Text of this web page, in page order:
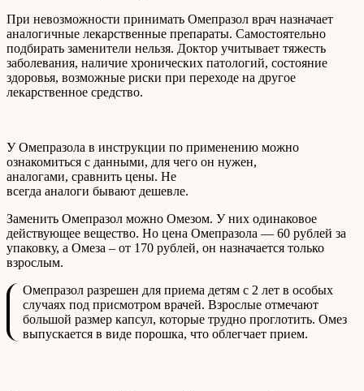
При невозможности принимать Омепразол врач назначает
аналогичные лекарственные препараты. Самостоятельно
подбирать заменители нельзя. Доктор учитывает тяжесть
заболевания, наличие хронических патологий, состояние
здоровья, возможные риски при переходе на другое
лекарственное средство.
У Омепразола в инструкции по применению можно
ознакомиться с данными, для чего он нужен,
аналогами, сравнить цены. Не
всегда аналоги бывают дешевле.
Заменить Омепразол можно Омезом. У них одинаковое
действующее вещество. Но цена Омепразола — 60 рублей за
упаковку, а Омеза – от 170 рублей, он назначается только
взрослым.
Омепразол разрешен для приема детям с 2 лет в особых
случаях под присмотром врачей. Взрослые отмечают
большой размер капсул, которые трудно проглотить. Омез
выпускается в виде порошка, что облегчает прием.